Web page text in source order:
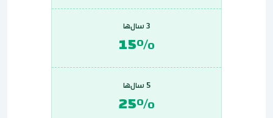
3 سال‌ها
15%
5 سال‌ها
25%